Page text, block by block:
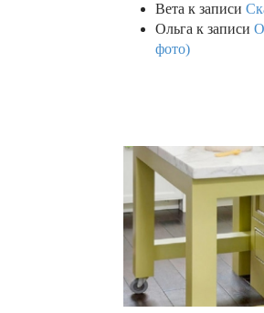
Вета к записи
Ольга к записи О
фото)